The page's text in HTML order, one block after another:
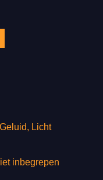
Licht
inbegrepen